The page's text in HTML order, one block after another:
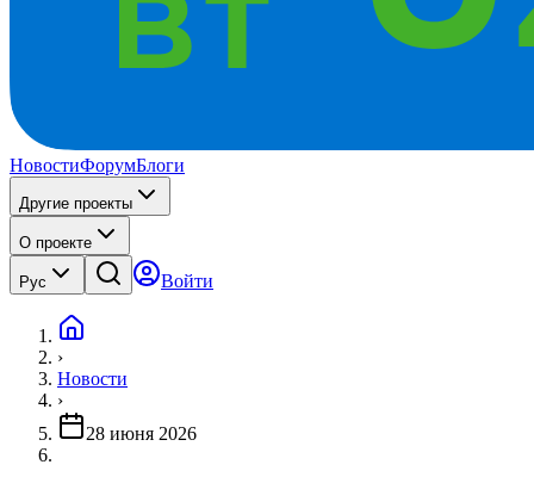
НовостиФорумБлоги
Другие проекты
О проекте
Рус Войти
›
Новости
›
28 июня 2026